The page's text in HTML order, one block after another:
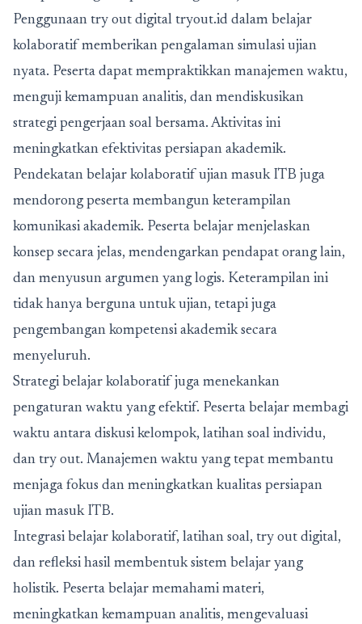
Penggunaan try out digital tryout.id dalam belajar
kolaboratif memberikan pengalaman simulasi ujian
nyata. Peserta dapat mempraktikkan manajemen waktu,
menguji kemampuan analitis, dan mendiskusikan
strategi pengerjaan soal bersama. Aktivitas ini
meningkatkan efektivitas persiapan akademik.
Pendekatan belajar kolaboratif ujian masuk ITB juga
mendorong peserta membangun keterampilan
komunikasi akademik. Peserta belajar menjelaskan
konsep secara jelas, mendengarkan pendapat orang lain,
dan menyusun argumen yang logis. Keterampilan ini
tidak hanya berguna untuk ujian, tetapi juga
pengembangan kompetensi akademik secara
menyeluruh.
Strategi belajar kolaboratif juga menekankan
pengaturan waktu yang efektif. Peserta belajar membagi
waktu antara diskusi kelompok, latihan soal individu,
dan try out. Manajemen waktu yang tepat membantu
menjaga fokus dan meningkatkan kualitas persiapan
ujian masuk ITB.
Integrasi belajar kolaboratif, latihan soal, try out digital,
dan refleksi hasil membentuk sistem belajar yang
holistik. Peserta belajar memahami materi,
meningkatkan kemampuan analitis, mengevaluasi